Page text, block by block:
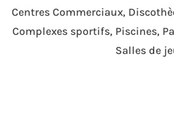
Centres Commerciaux,
Complexes sportifs, Piscines,
Salles de